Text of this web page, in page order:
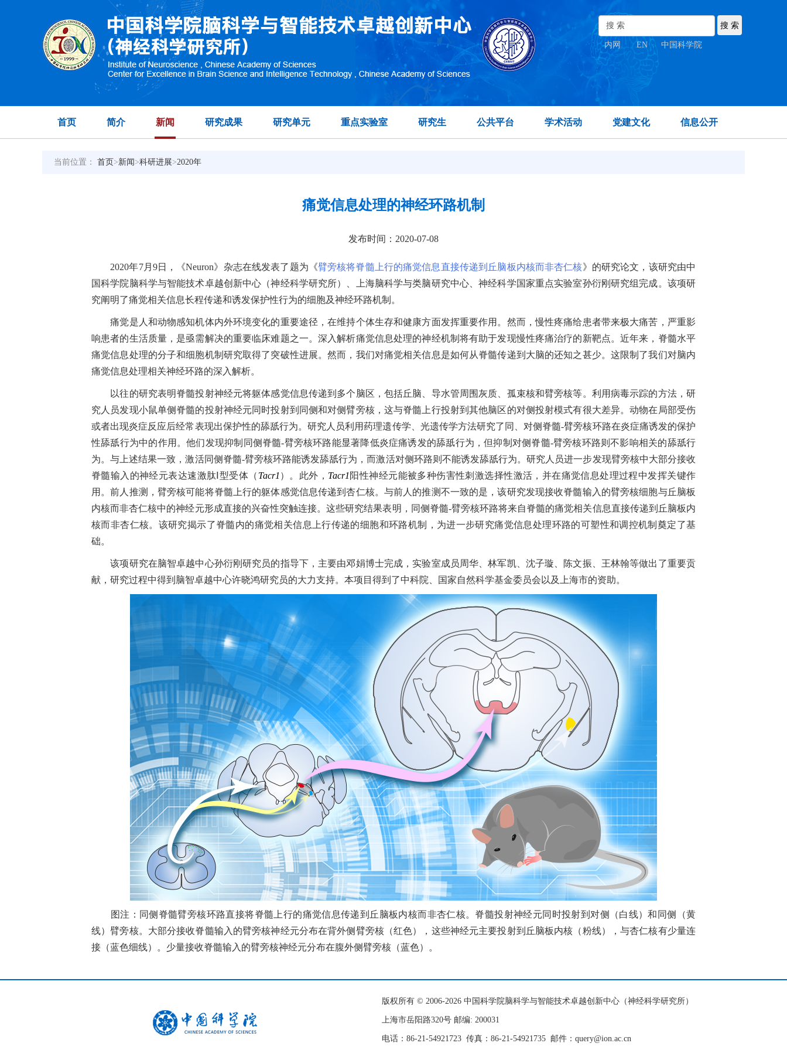
内网 EN | 中国科学院
首页 简介 新闻 研究成果 研究单元 重点实验室 研究生 公共平台 学术活动 党建文化 信息公开
当前位置： 首页>新闻>科研进展>2020年
痛觉信息处理的神经环路机制
发布时间：2020-07-08
2020年7月 9日，《Neuron》杂志在线发表了题为《臂旁核将脊髓上行的痛觉信息直接传递到丘脑板内核而非杏仁核》的研究论文，该研究由中
国科学院脑科学与智能技术卓越创新中心（神经科学研究所）、上海脑科学与类脑研究中心、神经科学国家重点实验室孙衍刚研究组完成。该项研
究阐明了痛觉相关信息长程传递和诱发保护性行为的细胞及神经环路机制。
痛觉是人和动物感知机体内外环境变化的重要途径，在维持个体生存和健康方面发挥重要作用。然而，慢性疼痛给患者带来极大痛苦，严重影
响患者的生活质量，是亟需解决的重要临床难题之一。深入解析痛觉信息处理的神经机制将有助于发现慢性疼痛治疗的新靶点。近年来，脊髓水平
痛觉信息处理的分子和细胞机制研究取得了突破性进展。然而，我们对痛觉相关信息是如何从脊髓传递到大脑的还知之甚少。这限制了我们对脑内
痛觉信息处理相关神经环路的深入解析。
以往的研究表明脊髓投射神经元将躯体感觉信息传递到多个脑区，包括丘脑、导水管周围灰质、孤束核和臂旁核等。利用病毒示踪的方法，研
究人员发现小鼠单侧脊髓的投射神经元同时投射到同侧和对侧臂旁核，这与脊髓上行投射到其他脑区的对侧投射模式有很大差异。动物在局部受伤
或者出现炎症反应后经常表现出保护性的舔舐行为。研究人员利用药理遗传学、光遗传学方法研究了同、对侧脊髓-臂旁核环路在炎症痛诱发的保护
性舔舐行为中的作用。他们发现抑制同侧脊髓-臂旁核环路能显著降低炎症痛诱发的舔舐行为，但抑制对侧脊髓-臂旁核环路则不影响相关的舔舐行
为。与上述结果一致，激活同侧脊髓-臂旁核环路能诱发舔舐行为，而激活对侧环路则不能诱发舔舐行为。研究人员进一步发现臂旁核中大部分接收
脊髓输入的神经元表达速激肽Ⅰ型受体（ Tacr1 ）。此外， Tacr1 阳性神经元能被多种伤害性刺激选择性激活，并在痛觉信息处理过程中发挥关键作
用。前人推测，臂旁核可能将脊髓上行的躯体感觉信息传递到杏仁核。与前人的推测不一致的是，该研究发现接收脊髓输入的臂旁核细胞与丘脑板
内核而非杏仁核中的神经元形成直接的兴奋性突触连接。这些研究结果表明，同侧脊髓-臂旁核环路将来自脊髓的痛觉相关信息直接传递到丘脑板内
核而非杏仁核。该研究揭示了脊髓内的痛觉相关信息上行传递的细胞和环路机制，为进一步研究痛觉信息处理环路的可塑性和调控机制奠定了基
础。
该项研究在脑智卓越中心孙衍刚研究员的指导下，主要由邓娟博士完成，实验室成员周华、林军凯、沈子璇、陈文振、王林翰等做出了重要贡
献，研究过程中得到脑智卓越中心许晓鸿研究员的大力支持。本项目得到了中科院、国家自然科学基金委员会以及上海市的资助。
图注：同侧脊髓臂旁核环路直接将脊髓上行的痛觉信息传递到丘脑板内核而非杏仁核。脊髓投射神经元同时投射到对侧（白线）和同侧（黄
线）臂旁核。大部分接收脊髓输入的臂旁核神经元分布在背外侧臂旁核（红色），这些神经元主要投射到丘脑板内核（粉线），与杏仁核有少量连
接（蓝色细线）。少量接收脊髓输入的臂旁核神经元分布在腹外侧臂旁核（蓝色）。
版权所有 © 2006-2026 中国科学院脑科学与智能技术卓越创新中心（神经科学研究所）
上海市岳阳路320号 邮编: 200031
电话：86-21-54921723 传真：86-21-54921735 邮件：query@ion.ac.cn